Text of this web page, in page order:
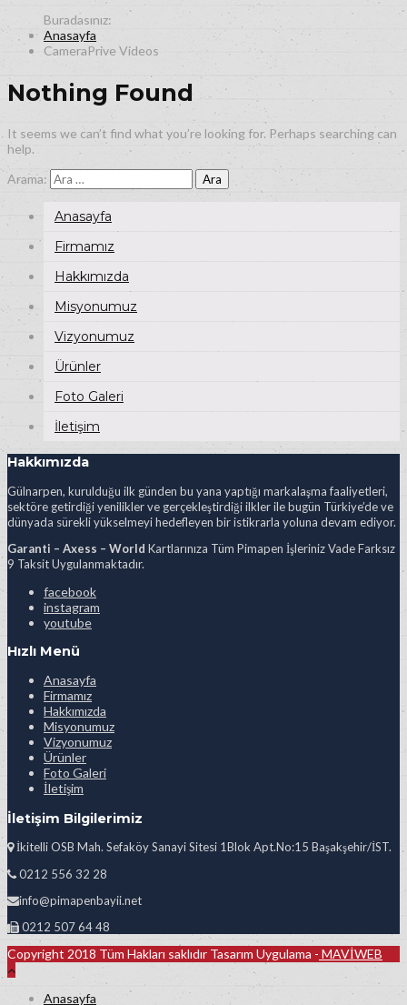
Anasayfa
CameraPrive Videos
Nothing Found
It seems we can’t find what you’re looking for. Perhaps searching can
help.
Arama:
Anasayfa
Firmamız
Hakkımızda
Misyonumuz
Vizyonumuz
Ürünler
Foto Galeri
İletişim
Hakkımızda
Gülnarpen, kurulduğu ilk günden bu yana yaptığı markalaşma faaliyetleri,
sektöre getirdiği yenilikler ve gerçekleştirdiği ilkler ile bugün Türkiye’de ve
dünyada sürekli yükselmeyi hedefleyen bir istikrarla yoluna devam ediyor.
Garanti – Axess – World Kartlarınıza Tüm Pimapen İşleriniz Vade Farksız
9 Taksit Uygulanmaktadır.
facebook
instagram
youtube
Hızlı Menü
Anasayfa
Firmamız
Hakkımızda
Misyonumuz
Vizyonumuz
Ürünler
Foto Galeri
İletişim
İletişim Bilgilerimiz
İkitelli OSB Mah. Sefaköy Sanayi Sitesi 1Blok Apt.No:15 Başakşehir/İST.
0212 556 32 28
info@pimapenbayii.net
0212 507 64 48
Copyright 2018 Tüm Hakları saklıdır Tasarım Uygulama - MAVİWEB
Anasayfa